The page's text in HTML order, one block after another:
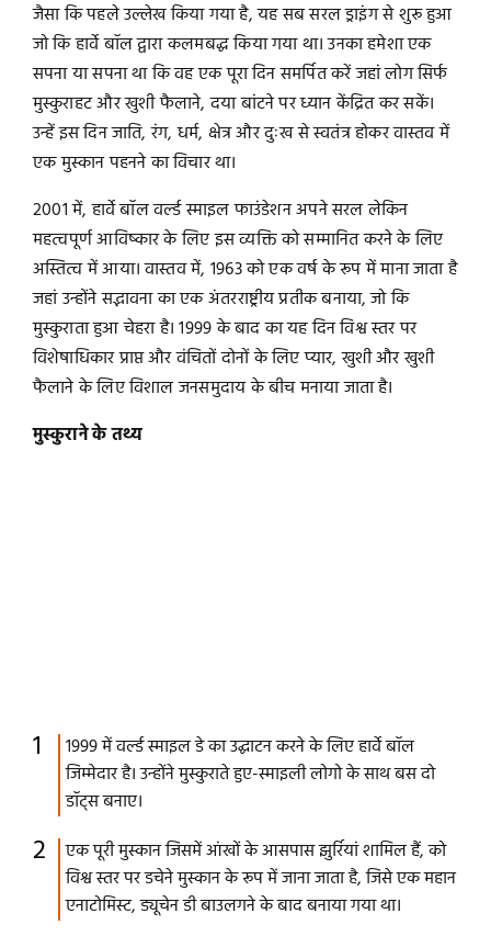
जैसा कि पहले उल्लेख किया गया है, यह सब सरल ड्राइंग से शुरू हुआ
जो कि हार्वे बॉल द्वारा कलमबद्ध किया गया था। उनका हमेशा एक
सपना या सपना था कि वह एक पूरा दिन समर्पित करें जहां लोग सिर्फ
मुस्कुराहट और खुशी फैलाने, दया बांटने पर ध्यान केंद्रित कर सकें।
उन्हें इस दिन जाति, रंग, धर्म, क्षेत्र और दुःख से स्वतंत्र होकर वास्तव में
एक मुस्कान पहनने का विचार था।
2001 में, हार्वे बॉल वर्ल्ड स्माइल फाउंडेशन अपने सरल लेकिन
महत्वपूर्ण आविष्कार के लिए इस व्यक्ति को सम्मानित करने के लिए
अस्तित्व में आया। वास्तव में, 1963 को एक वर्ष के रूप में माना जाता है
जहां उन्होंने सद्भावना का एक अंतरराष्ट्रीय प्रतीक बनाया, जो कि
मुस्कुराता हुआ चेहरा है। 1999 के बाद का यह दिन विश्व स्तर पर
विशेषाधिकार प्राप्त और वंचितों दोनों के लिए प्यार, खुशी और खुशी
फैलाने के लिए विशाल जनसमुदाय के बीच मनाया जाता है।
मुस्कुराने के तथ्य
1999 में वर्ल्ड स्माइल डे का उद्घाटन करने के लिए हार्वे बॉल
जिम्मेदार है। उन्होंने मुस्कुराते हुए-स्माइली लोगो के साथ बस दो
डॉट्स बनाए।
एक पूरी मुस्कान जिसमें आंखों के आसपास झुर्रियां शामिल हैं, को
विश्व स्तर पर डचेने मुस्कान के रूप में जाना जाता है, जिसे एक महान
एनाटोमिस्ट, ड्यूचेन डी बाउलगने के बाद बनाया गया था।